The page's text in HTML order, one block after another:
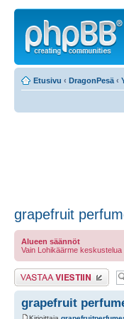
Etusivu ‹ DragonPesä ‹
grapefruit
Alueen säännöt
Vain Lohikäärme
Lähetä vastaus
grapefruit